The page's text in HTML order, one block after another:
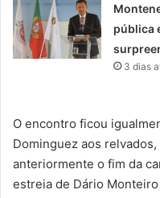
pública
3 dias
O encontro ficou
Dominguez aos
anteriormente o fim da
estreia de Dário